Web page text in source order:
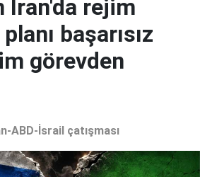
İran'da rejim
başarısız
görevden
ABD-İsrail çatışması